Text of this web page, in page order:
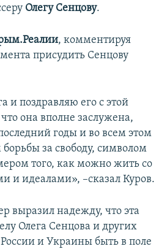
Олегу Сенцову.
, комментируя
присудить Сенцову
и поздравляю его с этой
она вполне заслужена,
годы и во всем этом
за свободу, символом
того, как можно жить со
и идеалами», –сказал Куров.
выразил надежду, что эта
Олега Сенцова и других
и Украины быть в поле